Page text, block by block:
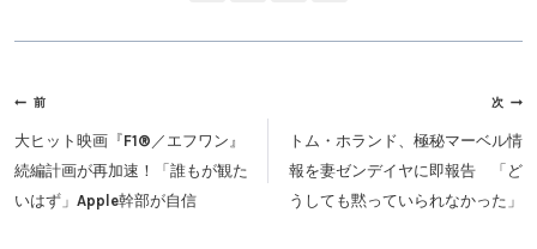
投
稿
ナ
ビ
前
大ヒット映画『F1®／エフワン』
続編計画が再加速！「誰もが観た
いはず」Apple幹部が自信
次
トム・ホランド、極秘マーベル情
報を妻ゼンデイヤに即報告 「ど
うしても黙っていられなかった」